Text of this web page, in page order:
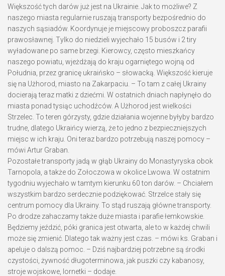
Większość tych darów już jest na Ukrainie. Jak to możliwe? Z
naszego miasta regularnie ruszają transporty bezpośrednio do
naszych sąsiadów. Koordynuje je miejscowy proboszcz parafii
prawosławnej. Tylko do niedzieli wyjechało 15 busów i 2 tiry
wyładowane po same brzegi. Kierowcy, często mieszkańcy
naszego powiatu, wjeżdżają do kraju ogarniętego wojną od
Południa, przez granicę ukraińsko – słowacką. Większość kieruje
się na Użhorod, miasto na Zakarpaciu. – To tam z całej Ukrainy
docierają teraz matki z dziećmi. W ostatnich dniach napłynęło do
miasta ponad tysiąc uchodźców. A Użhorod jest wielkości
Strzelec. To teren górzysty, gdzie działania wojenne byłyby bardzo
trudne, dlatego Ukraińcy wierzą, że to jedno z bezpieczniejszych
miejsc w ich kraju. Oni teraz bardzo potrzebują naszej pomocy –
mówi Artur Graban.
Pozostałe transporty jadą w głąb Ukrainy do Monastyryska obok
Tarnopola, a także do Zołoczowa w okolice Lwowa. W ostatnim
tygodniu wyjechało w tamtym kierunku 60 ton darów. – Chciałem
wszystkim bardzo serdecznie podziękować. Strzelce stały się
centrum pomocy dla Ukrainy. To stąd ruszają główne transporty.
Po drodze zahaczamy także duże miasta i parafie łemkowskie.
Będziemy jeździć, póki granica jest otwarta, ale to w każdej chwili
może się zmienić. Dlatego tak ważny jest czas. – mówi ks. Graban i
apeluje o dalszą pomoc. – Dziś najbardziej potrzebne są środki
czystości, żywność długoterminowa, jak puszki czy kabanosy,
stroje wojskowe, lornetki – dodaje.